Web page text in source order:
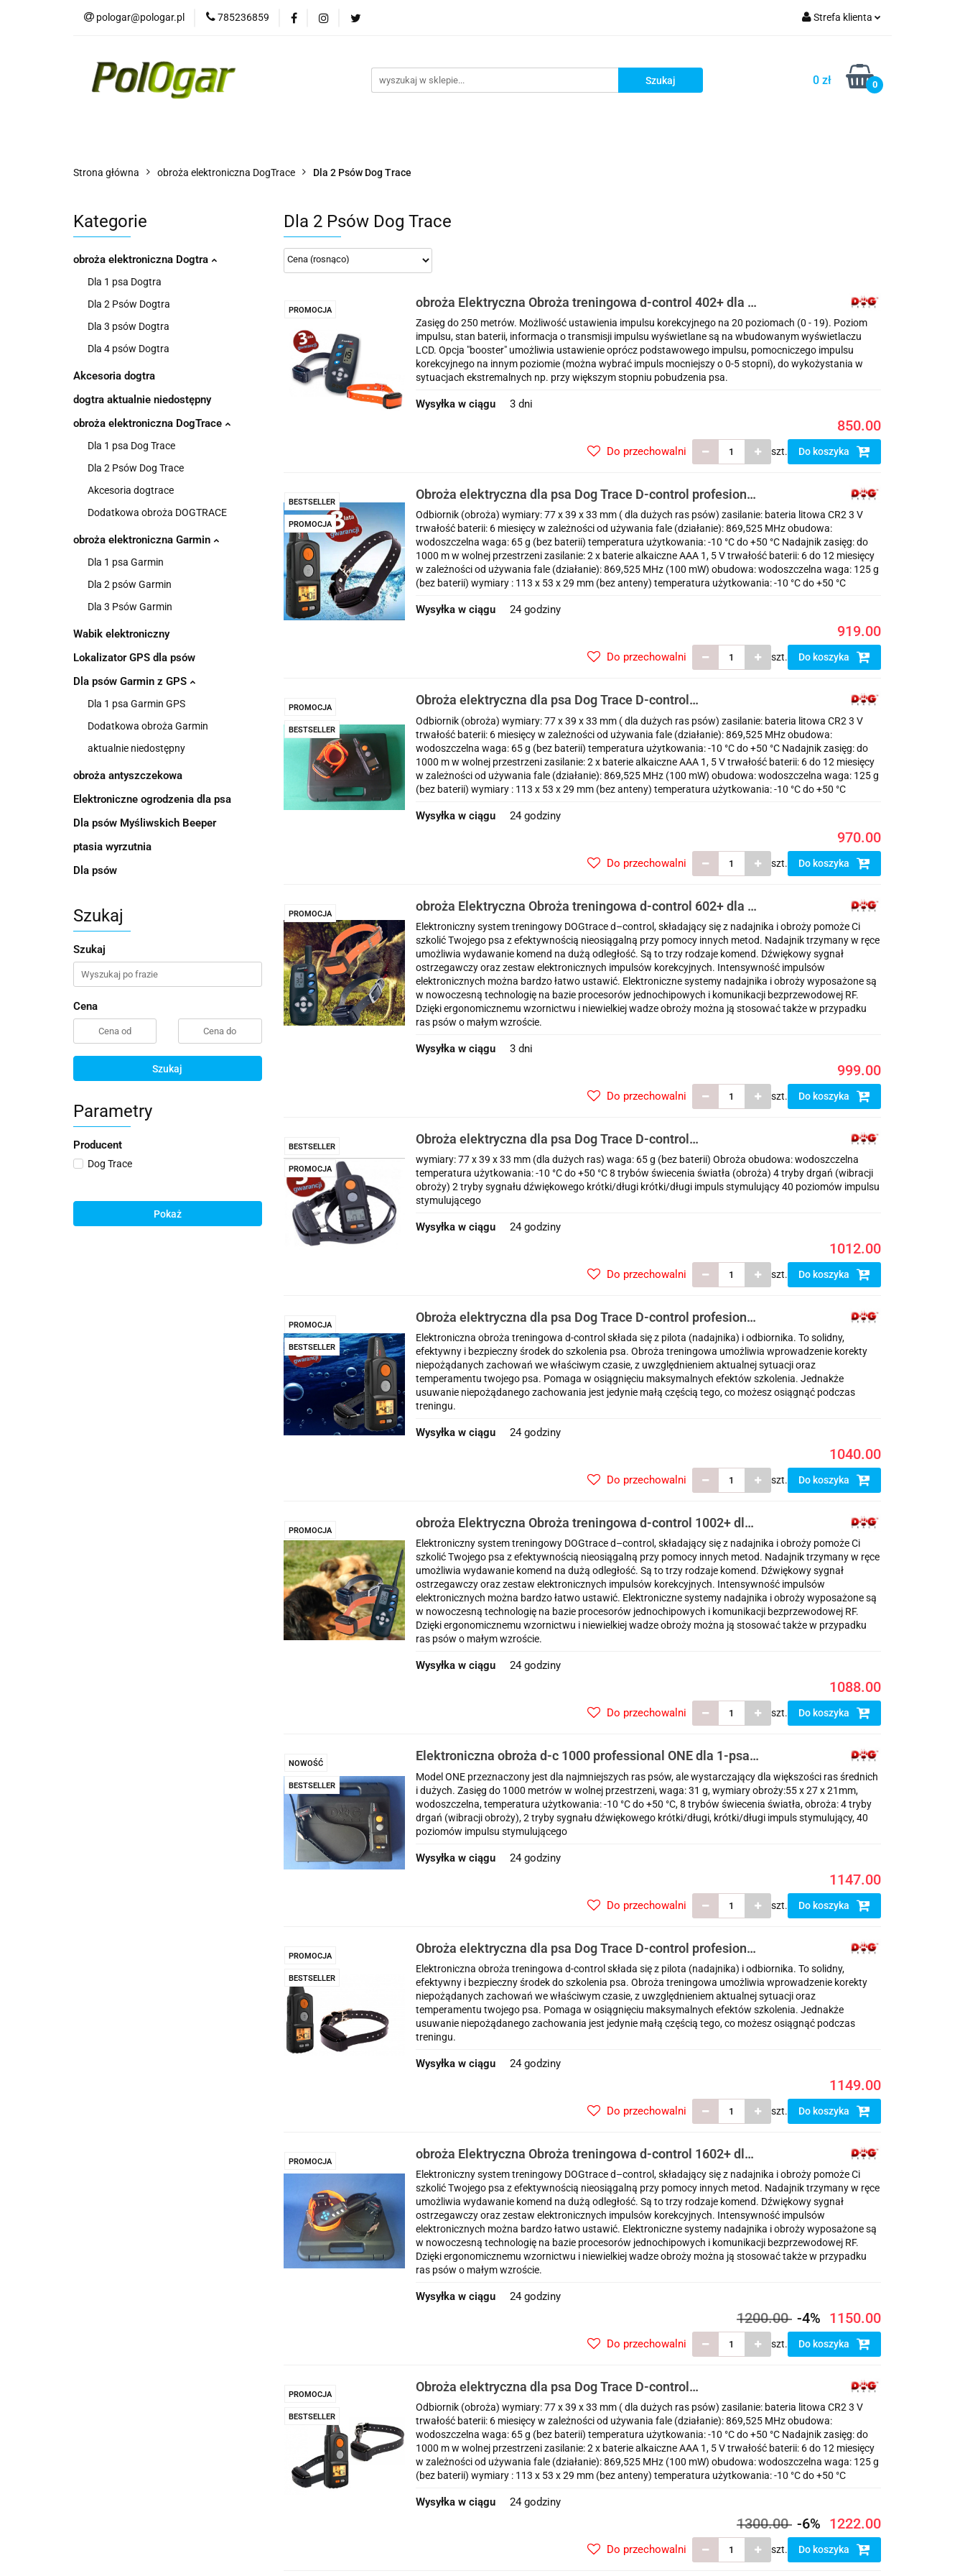
pologar@pologar.pl 785236859 Strefa klienta
Zarejestruj się
0 zł 0
Kategorie Podstrona
Strona główna obroża elektroniczna DogTrace Dla 2 Psów Dog Trace
Kategorie
obroża elektroniczna Dogtra
Dla 1 psa Dogtra
Dla 2 Psów Dogtra
Dla 3 psów Dogtra
Dla 4 psów Dogtra
Akcesoria dogtra
dogtra aktualnie niedostępny
obroża elektroniczna DogTrace
Dla 1 psa Dog Trace
Dla 2 Psów Dog Trace
Akcesoria dogtrace
Dodatkowa obroża DOGTRACE
obroża elektroniczna Garmin
Dla 1 psa Garmin
Dla 2 psów Garmin
Dla 3 Psów Garmin
Wabik elektroniczny
Lokalizator GPS dla psów
Dla psów Garmin z GPS
Dla 1 psa Garmin GPS
Dodatkowa obroża Garmin
aktualnie niedostępny
obroża antyszczekowa
Elektroniczne ogrodzenia dla psa
Dla psów Myśliwskich Beeper
ptasia wyrzutnia
Dla psów
Szukaj
Szukaj
Cena
Szukaj
Parametry
Producent
Dog Trace
Pokaż
Dla 2 Psów Dog Trace
PROMOCJA
obroża Elektryczna Obroża treningowa d-control 402+ dla 2
psów zasięg 250 metrów
Zasięg do 250 metrów. Możliwość ustawienia impulsu korekcyjnego na 20 poziomach (0 - 19). Poziom
impulsu, stan baterii, informacja o transmisji impulsu wyświetlane są na wbudowanym wyświetlaczu
LCD. Opcja "booster" umożliwia ustawienie oprócz podstawowego impulsu, pomocniczego impulsu
korekcyjnego na innym poziomie (można wybrać impuls mocniejszy o 0-5 stopni), do wykożystania w
sytuacjach ekstremalnych np. przy większym stopniu pobudzenia psa.
Wysyłka w ciągu 3 dni
850.00
szt. Do koszyka
Do przechowalni
BESTSELLER
PROMOCJA
Obroża elektryczna dla psa Dog Trace D-control profesional
1000+
Odbiornik (obroża) wymiary: 77 x 39 x 33 mm ( dla dużych ras psów) zasilanie: bateria litowa CR2 3 V
trwałość baterii: 6 miesięcy w zależności od używania fale (działanie): 869,525 MHz obudowa:
wodoszczelna waga: 65 g (bez baterii) temperatura użytkowania: -10 °C do +50 °C Nadajnik zasięg: do
1000 m w wolnej przestrzeni zasilanie: 2 x baterie alkaiczne AAA 1, 5 V trwałość baterii: 6 do 12 miesięcy
w zależności od używania fale (działanie): 869,525 MHz (100 mW) obudowa: wodoszczelna waga: 125 g
(bez baterii) wymiary : 113 x 53 x 29 mm (bez anteny) temperatura użytkowania: -10 °C do +50 °C
Wysyłka w ciągu 24 godziny
919.00
szt. Do koszyka
Do przechowalni
PROMOCJA
BESTSELLER
Obroża elektryczna dla psa Dog Trace D-control
professional 1000+ pasek pomarańczowy
Odbiornik (obroża) wymiary: 77 x 39 x 33 mm ( dla dużych ras psów) zasilanie: bateria litowa CR2 3 V
trwałość baterii: 6 miesięcy w zależności od używania fale (działanie): 869,525 MHz obudowa:
wodoszczelna waga: 65 g (bez baterii) temperatura użytkowania: -10 °C do +50 °C Nadajnik zasięg: do
1000 m w wolnej przestrzeni zasilanie: 2 x baterie alkaiczne AAA 1, 5 V trwałość baterii: 6 do 12 miesięcy
w zależności od używania fale (działanie): 869,525 MHz (100 mW) obudowa: wodoszczelna waga: 125 g
(bez baterii) wymiary : 113 x 53 x 29 mm (bez anteny) temperatura użytkowania: -10 °C do +50 °C
Wysyłka w ciągu 24 godziny
970.00
szt. Do koszyka
Do przechowalni
PROMOCJA
obroża Elektryczna Obroża treningowa d-control 602+ dla 2
psów zasięg 600 metrów
Elektroniczny system treningowy DOGtrace d–control, składający się z nadajnika i obroży pomoże Ci
szkolić Twojego psa z efektywnością nieosiągalną przy pomocy innych metod. Nadajnik trzymany w ręce
umożliwia wydawanie komend na dużą odległość. Są to trzy rodzaje komend. Dźwiękowy sygnał
ostrzegawczy oraz zestaw elektronicznych impulsów korekcyjnych. Intensywność impulsów
elektronicznych można bardzo łatwo ustawić. Elektroniczne systemy nadajnika i obroży wyposażone są
w nowoczesną technologię na bazie procesorów jednochipowych i komunikacji bezprzewodowej RF.
Dzięki ergonomicznemu wzornictwu i niewielkiej wadze obroży można ją stosować także w przypadku
ras psów o małym wzroście.
Wysyłka w ciągu 3 dni
999.00
szt. Do koszyka
Do przechowalni
BESTSELLER
PROMOCJA
Obroża elektryczna dla psa Dog Trace D-control
professional 2000+
wymiary: 77 x 39 x 33 mm (dla dużych ras) waga: 65 g (bez baterii) Obroża obudowa: wodoszczelna
temperatura użytkowania: -10 °C do +50 °C 8 trybów świecenia światła (obroża) 4 tryby drgań (wibracji
obroży) 2 tryby sygnału dźwiękowego krótki/długi krótki/długi impuls stymulujący 40 poziomów impulsu
stymulującego
Wysyłka w ciągu 24 godziny
1012.00
szt. Do koszyka
Do przechowalni
PROMOCJA
BESTSELLER
Obroża elektryczna dla psa Dog Trace D-control profesional
1000+ mini
Elektroniczna obroża treningowa d-control składa się z pilota (nadajnika) i odbiornika. To solidny,
efektywny i bezpieczny środek do szkolenia psa. Obroża treningowa umożliwia wprowadzenie korekty
niepożądanych zachowań we właściwym czasie, z uwzględnieniem aktualnej sytuacji oraz
temperamentu twojego psa. Pomaga w osiągnięciu maksymalnych efektów szkolenia. Jednakże
usuwanie niepożądanego zachowania jest jedynie małą częścią tego, co możesz osiągnąć podczas
treningu.
Wysyłka w ciągu 24 godziny
1040.00
szt. Do koszyka
Do przechowalni
PROMOCJA
obroża Elektryczna Obroża treningowa d-control 1002+ dla
2 psów zasięg 1000 metrów
Elektroniczny system treningowy DOGtrace d–control, składający się z nadajnika i obroży pomoże Ci
szkolić Twojego psa z efektywnością nieosiągalną przy pomocy innych metod. Nadajnik trzymany w ręce
umożliwia wydawanie komend na dużą odległość. Są to trzy rodzaje komend. Dźwiękowy sygnał
ostrzegawczy oraz zestaw elektronicznych impulsów korekcyjnych. Intensywność impulsów
elektronicznych można bardzo łatwo ustawić. Elektroniczne systemy nadajnika i obroży wyposażone są
w nowoczesną technologię na bazie procesorów jednochipowych i komunikacji bezprzewodowej RF.
Dzięki ergonomicznemu wzornictwu i niewielkiej wadze obroży można ją stosować także w przypadku
ras psów o małym wzroście.
Wysyłka w ciągu 24 godziny
1088.00
szt. Do koszyka
Do przechowalni
NOWOŚĆ
BESTSELLER
Elektroniczna obroża d-c 1000 professional ONE dla 1-psa
zasięg 1000 metrów ładowarka do obroży
Model ONE przeznaczony jest dla najmniejszych ras psów, ale wystarczający dla większości ras średnich
i dużych. Zasięg do 1000 metrów w wolnej przestrzeni, waga: 31 g, wymiary obroży:55 x 27 x 21mm,
wodoszczelna, temperatura użytkowania: -10 °C do +50 °C, 8 trybów świecenia światła, obroża: 4 tryby
drgań (wibracji obroży), 2 tryby sygnału dźwiękowego krótki/długi, krótki/długi impuls stymulujący, 40
poziomów impulsu stymulującego
Wysyłka w ciągu 24 godziny
1147.00
szt. Do koszyka
Do przechowalni
PROMOCJA
BESTSELLER
Obroża elektryczna dla psa Dog Trace D-control profesional
2000+ mini
Elektroniczna obroża treningowa d-control składa się z pilota (nadajnika) i odbiornika. To solidny,
efektywny i bezpieczny środek do szkolenia psa. Obroża treningowa umożliwia wprowadzenie korekty
niepożądanych zachowań we właściwym czasie, z uwzględnieniem aktualnej sytuacji oraz
temperamentu twojego psa. Pomaga w osiągnięciu maksymalnych efektów szkolenia. Jednakże
usuwanie niepożądanego zachowania jest jedynie małą częścią tego, co możesz osiągnąć podczas
treningu.
Wysyłka w ciągu 24 godziny
1149.00
szt. Do koszyka
Do przechowalni
PROMOCJA
obroża Elektryczna Obroża treningowa d-control 1602+ dla
2 psów zasięg 1600 metrów
Elektroniczny system treningowy DOGtrace d–control, składający się z nadajnika i obroży pomoże Ci
szkolić Twojego psa z efektywnością nieosiągalną przy pomocy innych metod. Nadajnik trzymany w ręce
umożliwia wydawanie komend na dużą odległość. Są to trzy rodzaje komend. Dźwiękowy sygnał
ostrzegawczy oraz zestaw elektronicznych impulsów korekcyjnych. Intensywność impulsów
elektronicznych można bardzo łatwo ustawić. Elektroniczne systemy nadajnika i obroży wyposażone są
w nowoczesną technologię na bazie procesorów jednochipowych i komunikacji bezprzewodowej RF.
Dzięki ergonomicznemu wzornictwu i niewielkiej wadze obroży można ją stosować także w przypadku
ras psów o małym wzroście.
Wysyłka w ciągu 24 godziny
1200.00 -4% 1150.00
szt. Do koszyka
Do przechowalni
PROMOCJA
BESTSELLER
Obroża elektryczna dla psa Dog Trace D-control
professional 1002+ dla 2 psów
Odbiornik (obroża) wymiary: 77 x 39 x 33 mm ( dla dużych ras psów) zasilanie: bateria litowa CR2 3 V
trwałość baterii: 6 miesięcy w zależności od używania fale (działanie): 869,525 MHz obudowa:
wodoszczelna waga: 65 g (bez baterii) temperatura użytkowania: -10 °C do +50 °C Nadajnik zasięg: do
1000 m w wolnej przestrzeni zasilanie: 2 x baterie alkaiczne AAA 1, 5 V trwałość baterii: 6 do 12 miesięcy
w zależności od używania fale (działanie): 869,525 MHz (100 mW) obudowa: wodoszczelna waga: 125 g
(bez baterii) wymiary : 113 x 53 x 29 mm (bez anteny) temperatura użytkowania: -10 °C do +50 °C
Wysyłka w ciągu 24 godziny
1300.00 -6% 1222.00
szt. Do koszyka
Do przechowalni